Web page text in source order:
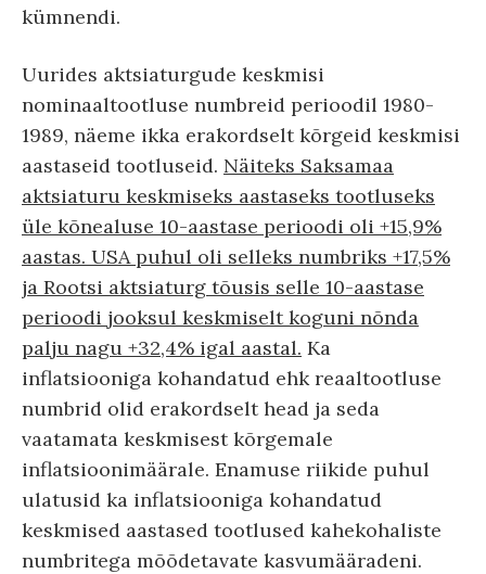
kümnendi.
Uurides aktsiaturgude keskmisi
nominaaltootluse numbreid perioodil 1980-
1989, näeme ikka erakordselt kõrgeid keskmisi
aastaseid tootluseid. Näiteks Saksamaa
aktsiaturu keskmiseks aastaseks tootluseks
üle kõnealuse 10-aastase perioodi oli +15,9%
aastas. USA puhul oli selleks numbriks +17,5%
ja Rootsi aktsiaturg tõusis selle 10-aastase
perioodi jooksul keskmiselt koguni nõnda
palju nagu +32,4% igal aastal. Ka
inflatsiooniga kohandatud ehk reaaltootluse
numbrid olid erakordselt head ja seda
vaatamata keskmisest kõrgemale
inflatsioonimäärale. Enamuse riikide puhul
ulatusid ka inflatsiooniga kohandatud
keskmised aastased tootlused kahekohaliste
numbritega mõõdetavate kasvumääradeni.